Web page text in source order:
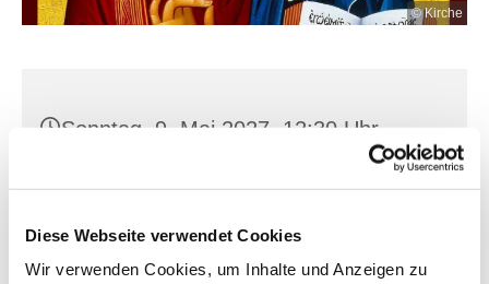
Diese Webseite verwendet Cookies
Wir verwenden Cookies, um Inhalte und Anzeigen zu
© Kirche
Sonntag, 9. Mai 2027, 12:30 Uhr
Hl. Kreuz, Franz-Mehring-Str. 4,